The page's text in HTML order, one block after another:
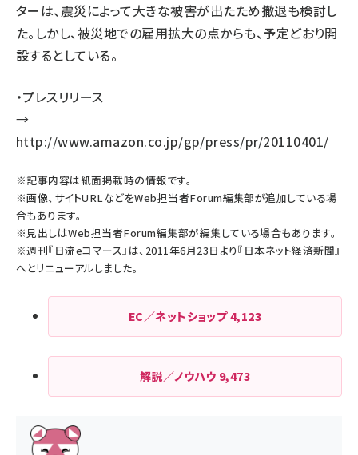
ターは、震災によって大きな被害が出たため撤退も検討し
た。しかし、被災地での雇用拡大の点からも、予定どおり開
設するとしている。
・プレスリリース
→
http://www.amazon.co.jp/gp/press/pr/20110401/
※記事内容は紙面掲載時の情報です。
※画像、サイトURLなどをWeb担当者Forum編集部が追加している場
合もあります。
※見出しはWeb担当者Forum編集部が編集している場合もあります。
※週刊『日流eコマース』は、2011年6月23日より『日本ネット経済新聞』
へとリニューアルしました。
EC／ネットショップ4,123
解説／ノウハウ 9,473